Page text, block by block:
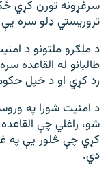
سرغړونه تورن کړي
تروریستي ډلو سره
د ملګرو ملتونو د
طالبانو له القاعده
رد کړي او د خپل
د امنیت شورا په
شو، راغلي چې
کړي چې څلور یې په
دي.